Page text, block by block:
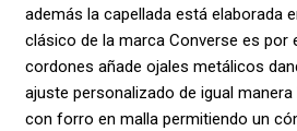
además la capellada está elaborada
clásico de la marca Converse es por
cordones añade ojales metálicos
ajuste personalizado de igual
con forro en malla permitiendo un